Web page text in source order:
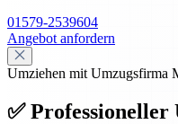
01579-2539604
Angebot anfordern
Umziehen mit Umzugsfirma
✅